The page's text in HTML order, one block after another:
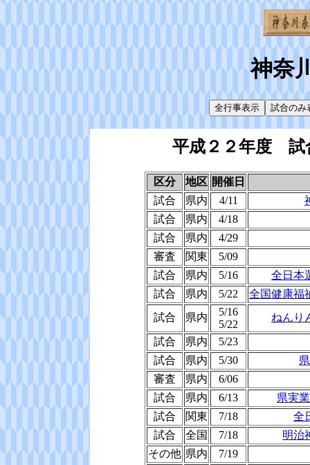
神奈
平成２２年度 試
区分 地区 開催日
試合
県内 4/11
試合
県内
4/18
試合
県内
4/29
審査
関東
5/09
試合
県内 5/16
全日本
試合
県内 5/22
全国健康福
試合
県内
5/16
5/22
ねんり
試合 県内
5/23
試合
県内 5/30
審査
県内
6/06
試合
県内 6/13
県実
試合
関東 7/18
全
試合
全国 7/18
明治
その他 県内
7/19